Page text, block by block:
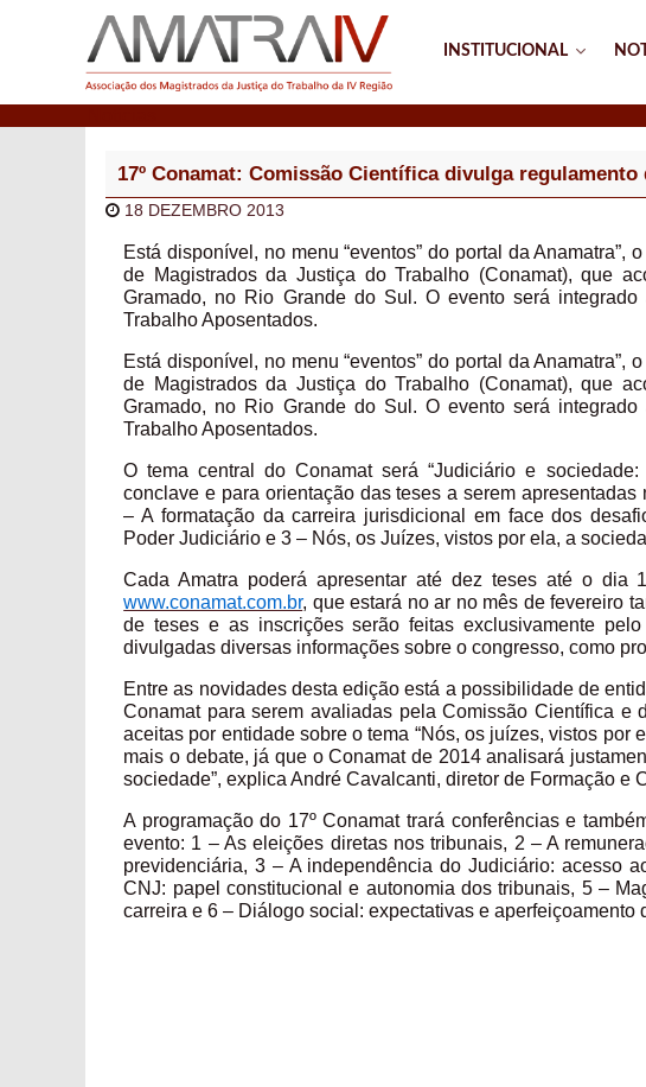
INSTITUCIONAL
17º Conamat: Comissão Científica divulga regulamento
18 DEZEMBRO 2013
Está disponível, no menu “eventos” do portal da Anamatra”, o
de Magistrados da Justiça do Trabalho (Conamat), que
Gramado, no Rio Grande do Sul. O evento será
Trabalho Aposentados.
Está disponível, no menu “eventos” do portal da Anamatra”, o
de Magistrados da Justiça do Trabalho (Conamat), que
Gramado, no Rio Grande do Sul. O evento será
Trabalho Aposentados.
O tema central do Conamat será “Judiciário e
conclave e para orientação das teses a serem
– A formatação da carreira jurisdicional em face dos
Poder Judiciário e 3 – Nós, os Juízes, vistos por ela, a
Cada Amatra poderá apresentar até dez teses até o
www.conamat.com.br, que estará no ar no mês de fevereiro
de teses e as inscrições serão feitas exclusivamente
divulgadas diversas informações sobre o congresso, como
Entre as novidades desta edição está a possibilidade de
Conamat para serem avaliadas pela Comissão Científica e
aceitas por entidade sobre o tema “Nós, os juízes, vistos por
mais o debate, já que o Conamat de 2014 analisará
sociedade”, explica André Cavalcanti, diretor de Formação e
A programação do 17º Conamat trará conferências e
evento: 1 – As eleições diretas nos tribunais, 2 – A
previdenciária, 3 – A independência do Judiciário: acesso
CNJ: papel constitucional e autonomia dos tribunais, 5 –
carreira e 6 – Diálogo social: expectativas e aperfeiçoamento